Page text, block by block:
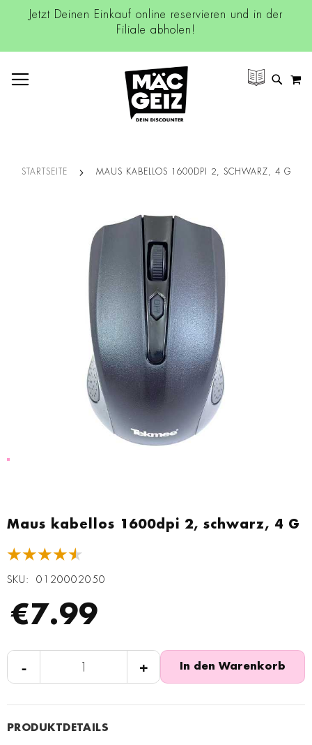
Jetzt Deinen Einkauf online reservieren und in der
Filiale abholen!
SUCHE
STARTSEITE MAUS KABELLOS 1600DPI 2, SCHWARZ, 4 G
Maus kabellos 1600dpi 2, schwarz, 4 G
★★★★★
SKU 0120002050
€7.99
- + In den Warenkorb
Anfang
Bildgalerie